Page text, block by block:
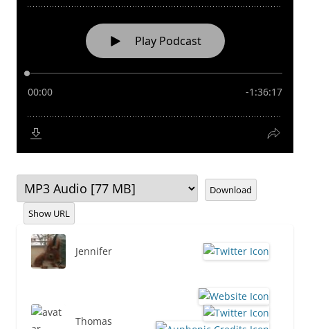
Download
Show URL
Jennifer
Thomas